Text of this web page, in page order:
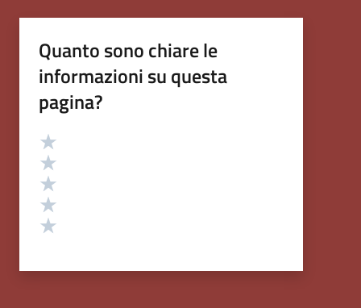
Quanto sono chiare le
informazioni su questa
pagina?
Valutazione